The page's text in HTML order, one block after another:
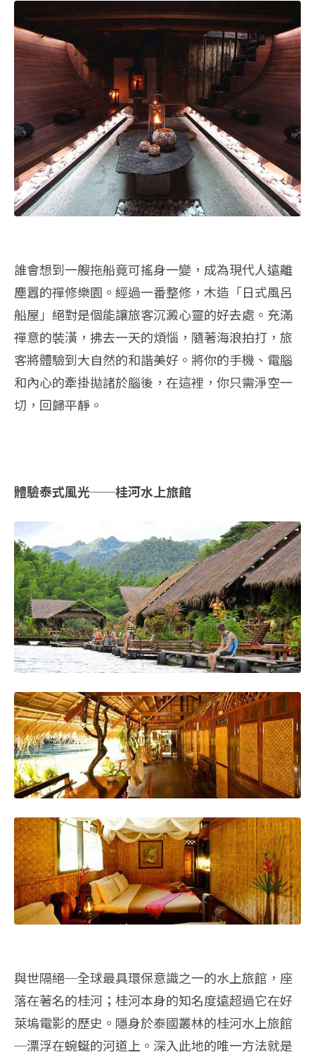
誰會想到一艘拖船竟可搖身一變，成為現代人遠離
塵囂的禪修樂園。經過一番整修，木造「日式風呂
船屋」絕對是個能讓旅客沉澱心靈的好去處。充滿
禪意的裝潢，拂去一天的煩惱，隨著海浪拍打，旅
客將體驗到大自然的和諧美好。將你的手機、電腦
和內心的牽掛拋諸於腦後，在這裡，你只需淨空一
切，回歸平靜。
體驗泰式風光──桂河水上旅館
與世隔絕─全球最具環保意識之一的水上旅館，座
落在著名的桂河；桂河本身的知名度遠超過它在好
萊塢電影的歷史。隱身於泰國叢林的桂河水上旅館
─漂浮在蜿蜒的河道上。深入此地的唯一方法就是